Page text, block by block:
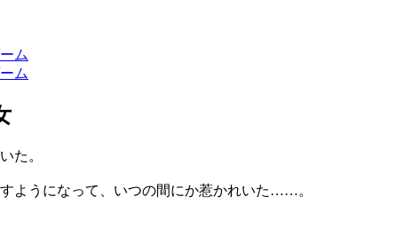
ム
ム
た。
ようになって、いつの間にか惹かれいた……。